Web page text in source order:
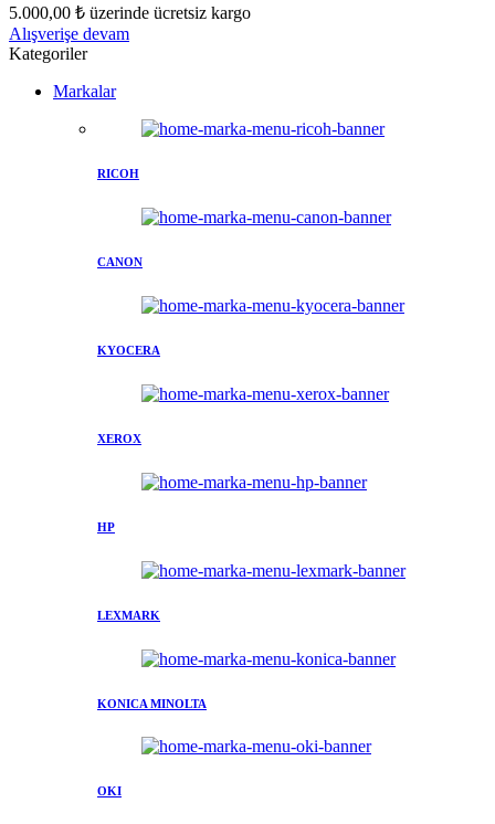
5.000,00 ₺ üzerinde ücretsiz kargo
Alışverişe devam
Kategoriler
Markalar
RICOH
CANON
KYOCERA
XEROX
HP
LEXMARK
KONICA MINOLTA
OKI